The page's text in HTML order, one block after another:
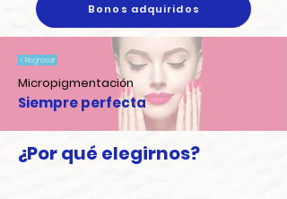
Bonos adquiridos
< Regresar
Micropigmentación
Siempre perfecta
¿Por qué elegirnos?